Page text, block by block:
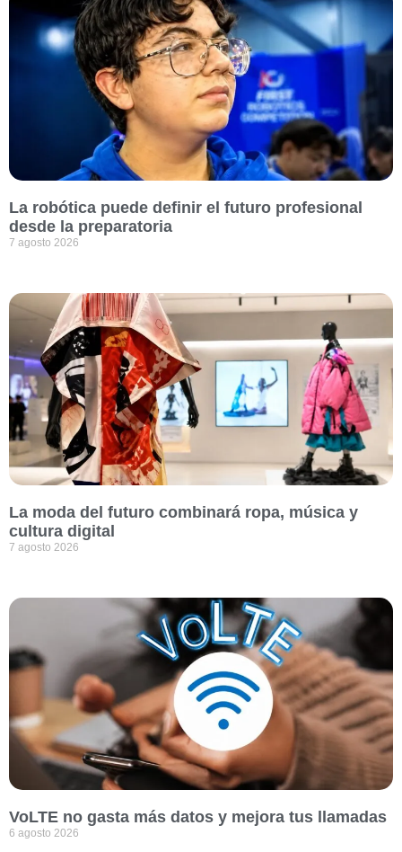
La robótica puede definir el futuro profesional
desde la preparatoria
7 agosto 2026
La moda del futuro combinará ropa, música y
cultura digital
7 agosto 2026
VoLTE no gasta más datos y mejora tus llamadas
6 agosto 2026